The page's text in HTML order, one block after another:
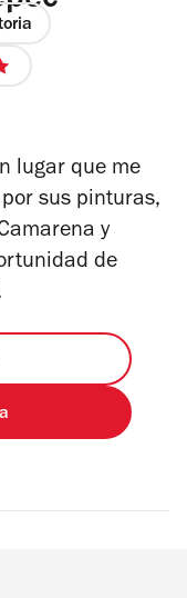
lugar que me
sus pinturas,
y
de